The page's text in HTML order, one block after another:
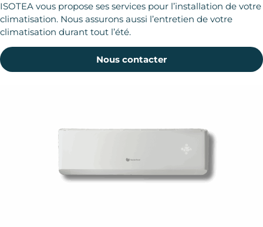
ISOTEA vous propose ses services pour l’installation de votre
climatisation. Nous assurons aussi l’entretien de votre
climatisation durant tout l’été.
Nous contacter